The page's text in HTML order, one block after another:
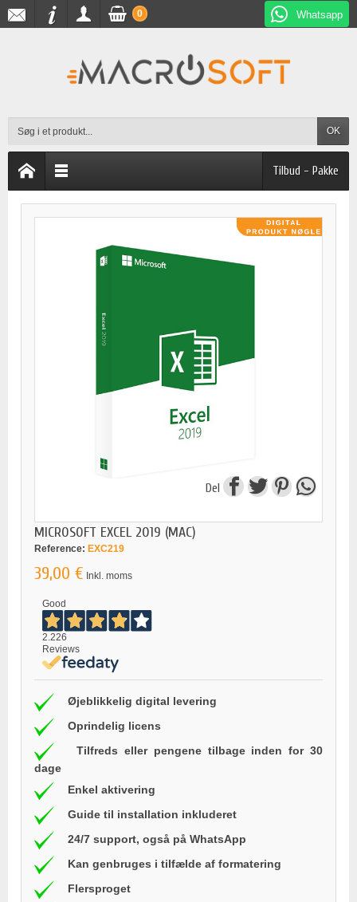
Whatsapp
OK
0
Tilbud - Pakke
Del
MICROSOFT EXCEL 2019 (MAC)
Reference: EXC219
39,00 € Inkl. moms
Good
2.226
Reviews
Øjeblikkelig digital levering
Oprindelig licens
Tilfreds eller pengene tilbage inden for 30
dage
Enkel aktivering
Guide til installation inkluderet
24/7 support, også på WhatsApp
Kan genbruges i tilfælde af formatering
Flersproget